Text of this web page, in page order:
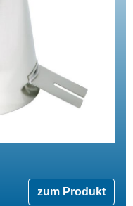
zum Produkt